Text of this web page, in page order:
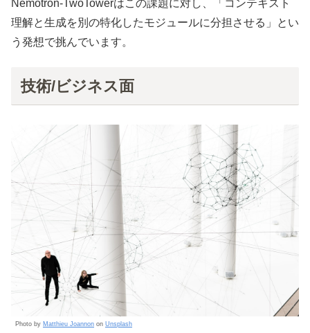
Nemotron-TwoTowerはこの課題に対し、「コンテキスト
理解と生成を別の特化したモジュールに分担させる」とい
う発想で挑んでいます。
技術/ビジネス面
Photo by Matthieu Joannon on Unsplash